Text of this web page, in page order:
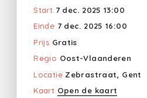
Start 7 dec. 2025 13:00
Einde 7 dec. 2025 16:00
Prijs Gratis
Regio Oost-Vlaanderen
Locatie Zebrastraat, Gent
Kaart Open de kaart